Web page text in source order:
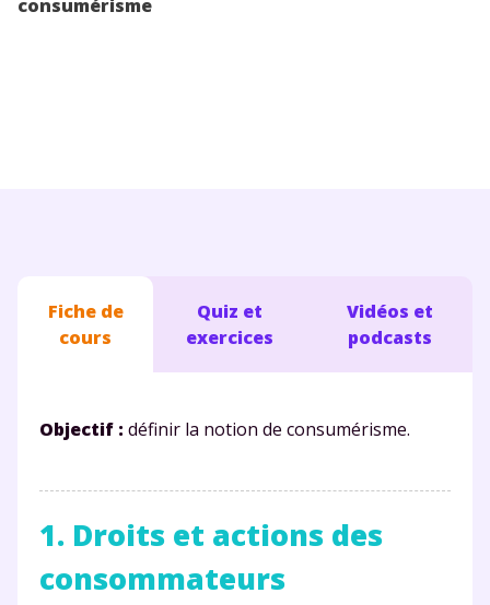
consumérisme
Fiche de
cours
Quiz et
exercices
Vidéos et
podcasts
Objectif : définir la notion de consumérisme.
1. Droits et actions des
consommateurs